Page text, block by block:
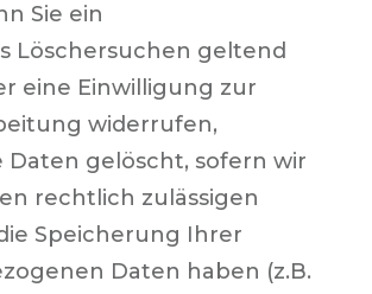
Sie ein
Löschersuchen geltend
eine Einwilligung zur
widerrufen,
Daten gelöscht, sofern wir
rechtlich zulässigen
Speicherung Ihrer
Daten haben (z.B.